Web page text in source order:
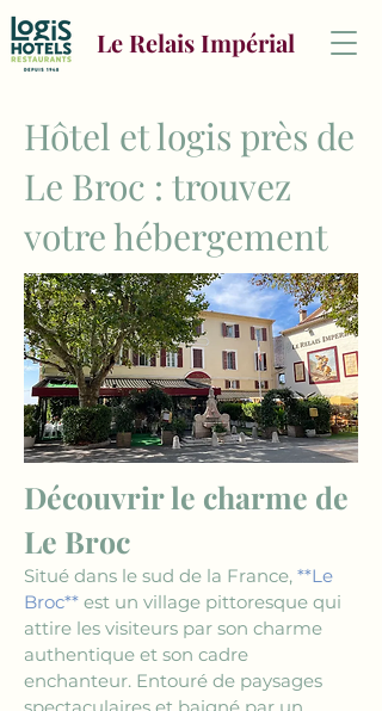
Le Relais Impérial
Hôtel et logis près de
Le Broc : trouvez
votre hébergement
Découvrir le charme de
Le Broc
Situé dans le sud de la France, **Le
Broc** est un village pittoresque qui
attire les visiteurs par son charme
authentique et son cadre
enchanteur. Entouré de paysages